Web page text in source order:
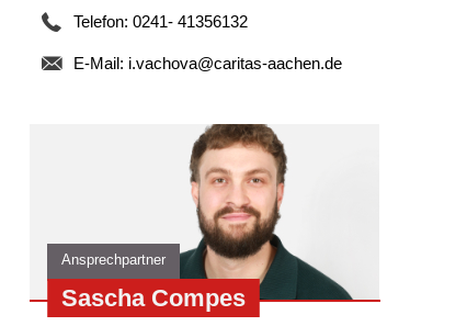
Telefon: 0241- 41356132
E-Mail: i.vachova@caritas-aachen.de
Ansprechpartner
Sascha Compes